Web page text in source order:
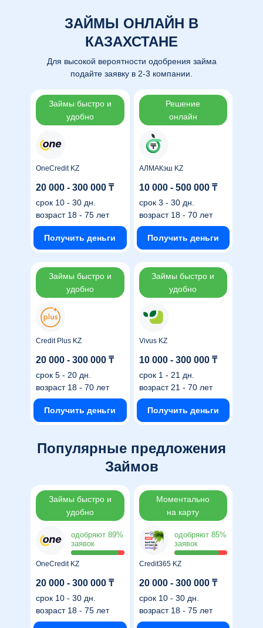
ЗАЙМЫ ОНЛАЙН В
КАЗАХСТАНЕ
Для высокой вероятности одобрения займа
Займы быстро и
удобно
OneCredit KZ
20 000 - 300 000 ₸
срок 10 - 30 дн.
возраст 18 - 75 лет
Получить деньги
Решение
онлайн
АЛМАКэш KZ
10 000 - 500 000 ₸
срок 3 - 30 дн.
возраст 18 - 70 лет
Получить деньги
Займы быстро и
удобно
Credit Plus KZ
20 000 - 300 000 ₸
срок 5 - 20 дн.
возраст 18 - 70 лет
Получить деньги
Займы быстро и
удобно
Vivus KZ
10 000 - 300 000 ₸
срок 1 - 21 дн.
возраст 21 - 70 лет
Получить деньги
Популярные предложения
Займов
Займы быстро и
удобно
OneCredit KZ
одобряют 89%
заявок
20 000 - 300 000 ₸
срок 10 - 30 дн.
возраст 18 - 75 лет
Моментально
на карту
Credit365 KZ
одобряют 85%
заявок
20 000 - 300 000 ₸
срок 10 - 30 дн.
возраст 18 - 75 лет